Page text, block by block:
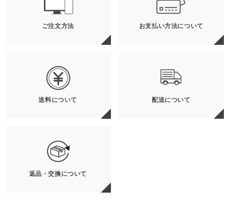
ご注文方法 お支払い方法について
送料について 配送について
返品・交換について